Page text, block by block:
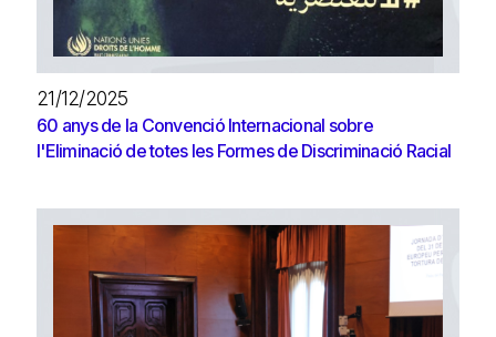
21/12/2025
60 anys de la Convenció Internacional sobre
l'Eliminació de totes les Formes de Discriminació Racial